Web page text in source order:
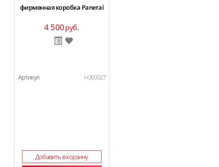
фирменная коробка Panerai
4 500руб.
Артикул H300027
Добавить в корзину